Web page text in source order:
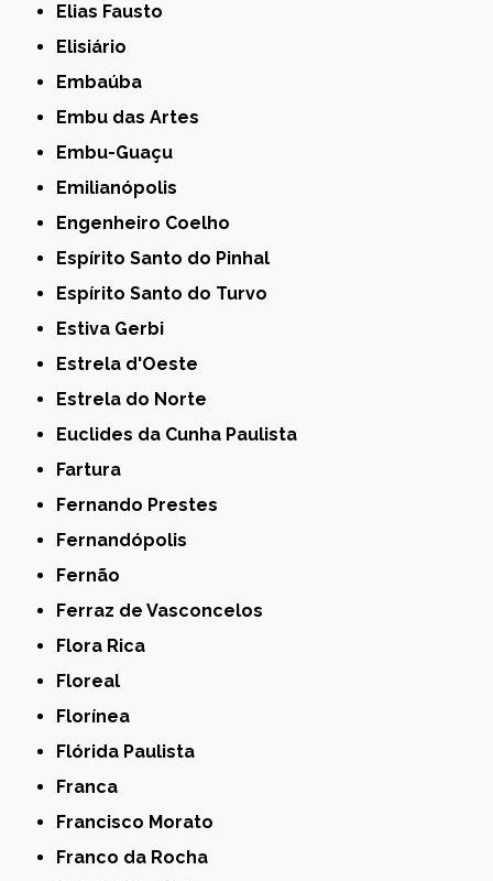
Elias Fausto
Elisiário
Embaúba
Embu das Artes
Embu-Guaçu
Emilianópolis
Engenheiro Coelho
Espírito Santo do Pinhal
Espírito Santo do Turvo
Estiva Gerbi
Estrela d'Oeste
Estrela do Norte
Euclides da Cunha Paulista
Fartura
Fernando Prestes
Fernandópolis
Fernão
Ferraz de Vasconcelos
Flora Rica
Floreal
Florínea
Flórida Paulista
Franca
Francisco Morato
Franco da Rocha